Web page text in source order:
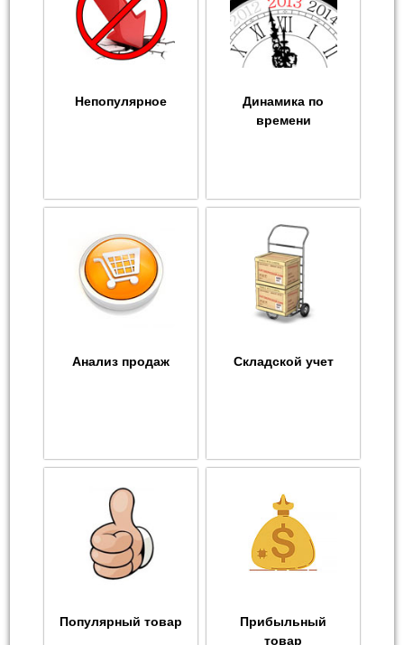
Непопулярное
Динамика по
времени
Анализ продаж Складской учет
Популярный товар
Прибыльный
товар